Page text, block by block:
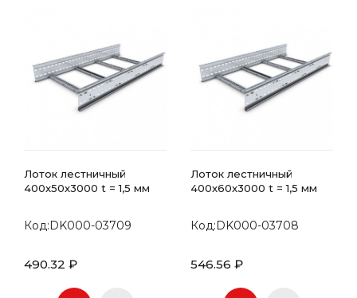
Лоток лестничный
400x50x3000 t = 1,5 мм
Код:DK000-03709
490.32 ₽
Лоток лестничный
400x60x3000 t = 1,5 мм
Код:DK000-03708
546.56 ₽